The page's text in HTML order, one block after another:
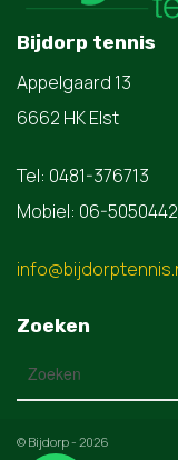
Bijdorp tennis
Appelgaard 13
6662 HK Elst
Tel: 0481-376713
Mobiel: 06-
Zoeken
© Bijdorp - 2026